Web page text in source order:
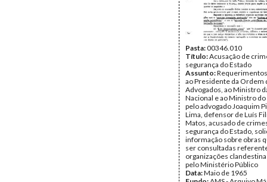
Pasta:00346.010
Título:Acusação de
segurança do Estado
Assunto:
ao Presidente da Ordem
Advogados, ao Ministro
Nacional e ao Ministro
pelo advogado Joaquim
Lima, defensor de Luís
Matos, acusado de
segurança do Estado,
informação sobre obras
ser consultadas
organizações
pelo Ministério Público
Data:Maio de 1965